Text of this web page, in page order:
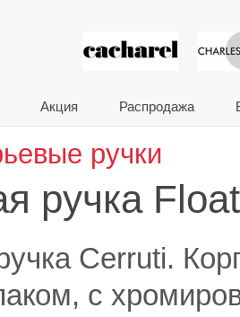
VIP
Акция Распродажа
ручки
ручка
Cerruti.
с